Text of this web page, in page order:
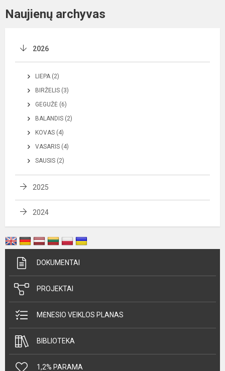
Naujienų archyvas
2026
LIEPA (2)
BIRŽELIS (3)
GEGUŽĖ (6)
BALANDIS (2)
KOVAS (4)
VASARIS (4)
SAUSIS (2)
2025
2024
DOKUMENTAI
PROJEKTAI
MĖNESIO VEIKLOS PLANAS
BIBLIOTEKA
1,2% PARAMA